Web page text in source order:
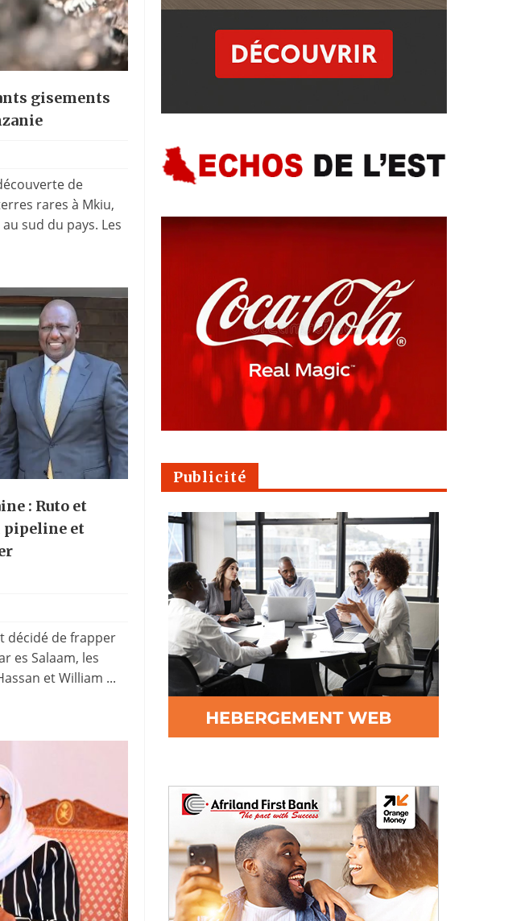
gisements
de
rares à Mkiu,
sud du pays. Les
: Ruto et
pipeline et
décidé de frapper
es Salaam, les
et William ...
Publicité